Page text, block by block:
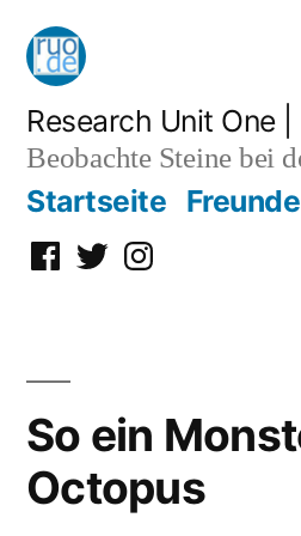
Zum
Inhalt
springen
Research Unit One |
Beobachte Steine bei
Startseite Freunde
Facebook
TwitterInstagram
So ein
Octopus